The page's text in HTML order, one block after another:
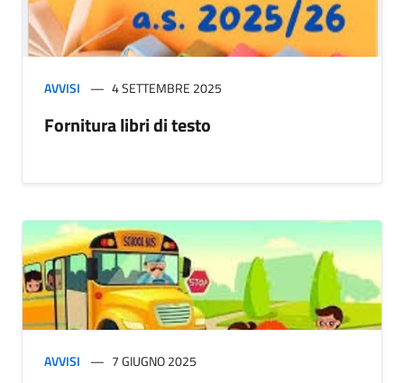
AVVISI 4 SETTEMBRE 2025
Fornitura libri di testo
AVVISI 7 GIUGNO 2025